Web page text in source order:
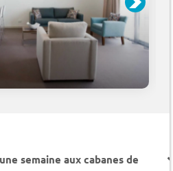
semaine aux cabanes de